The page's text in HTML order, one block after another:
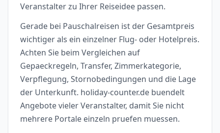
Veranstalter zu Ihrer Reiseidee passen.
Gerade bei Pauschalreisen ist der Gesamtpreis
wichtiger als ein einzelner Flug- oder Hotelpreis.
Achten Sie beim Vergleichen auf
Gepaeckregeln, Transfer, Zimmerkategorie,
Verpflegung, Stornobedingungen und die Lage
der Unterkunft. holiday-counter.de buendelt
Angebote vieler Veranstalter, damit Sie nicht
mehrere Portale einzeln pruefen muessen.